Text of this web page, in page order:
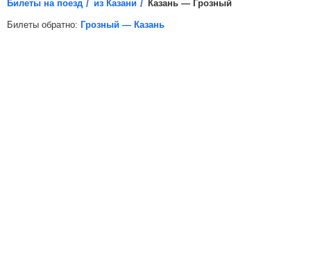
Электронная регистрация
Билеты на поезд из Казани Казань — Грозный
Билеты обратно: Грозный — Казань